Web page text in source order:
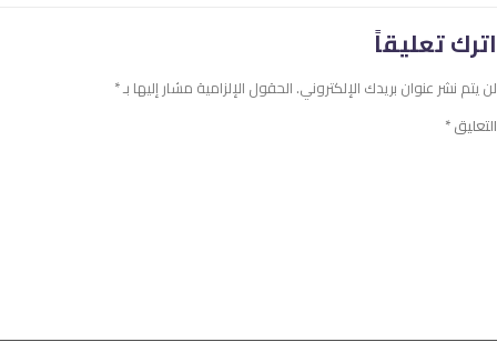
اترك تعليقاً
لن يتم نشر عنوان بريدك الإلكتروني. الحقول الإلزامية مشار إليها بـ*
التعليق*